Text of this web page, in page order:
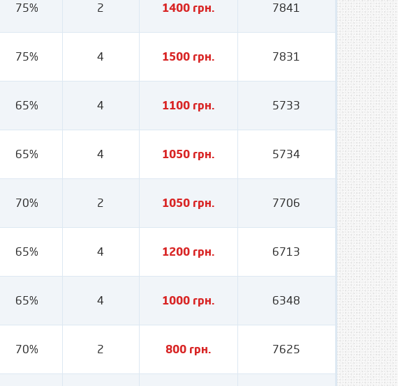
75% 2 1400 грн. 7841
75% 4 1500 грн. 7831
65% 4 1100 грн. 5733
65% 4 1050 грн. 5734
70% 2 1050 грн. 7706
65% 4 1200 грн. 6713
65% 4 1000 грн. 6348
70% 2 800 грн. 7625